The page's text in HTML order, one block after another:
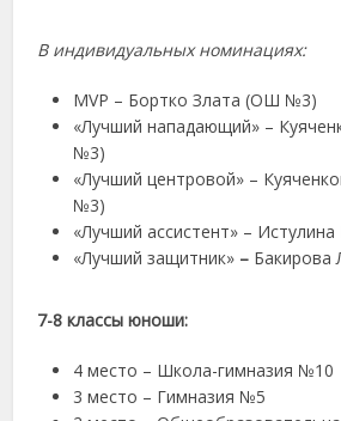
В индивидуальных номинациях:
MVP – Бортко Злата (ОШ №3)
«Лучший нападающий» –
№3)
«Лучший центровой» –
№3)
«Лучший ассистент» –
«Лучший защитник» –
7-8 классы юноши:
4 место – Школа-гимназия №10
3 место – Гимназия №5